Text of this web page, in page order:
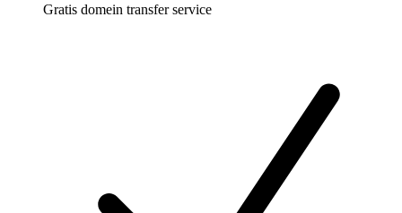
Gratis domein transfer service